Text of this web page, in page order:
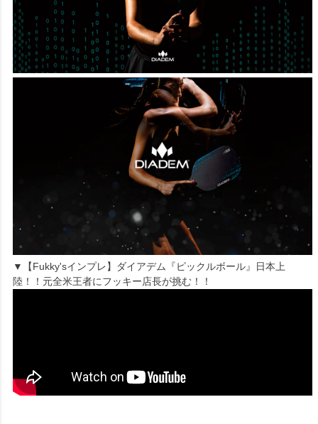
▼【Fukky'sインプレ】ダイアデム『ピックルボール』日本上
陸！！元全米王者にフッキー店長が挑む！！